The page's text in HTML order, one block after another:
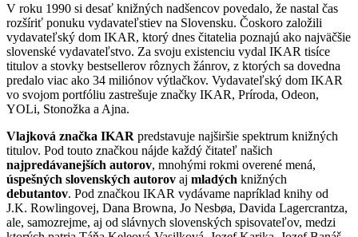
V roku 1990 si desať knižných nadšencov povedalo, že nastal čas
rozšíriť ponuku vydavateľstiev na Slovensku. Čoskoro založili
vydavateľský dom IKAR, ktorý dnes čitatelia poznajú ako najväčšie
slovenské vydavateľstvo. Za svoju existenciu vydal IKAR tisíce
titulov a stovky bestsellerov rôznych žánrov, z ktorých sa dovedna
predalo viac ako 34 miliónov výtlačkov. Vydavateľský dom IKAR
vo svojom portfóliu zastrešuje značky IKAR, Príroda, Odeon,
YOLi, Stonožka a Ajna.
Vlajková značka IKAR predstavuje najširšie spektrum knižných
titulov. Pod touto značkou nájde každý čitateľ našich
najpredávanejších autorov, mnohými rokmi overené mená,
úspešných slovenských autorov aj mladých knižných
debutantov. Pod značkou IKAR vydávame napríklad knihy od
J.K. Rowlingovej, Dana Browna, Jo Nesbøa, Davida Lagercrantza,
ale, samozrejme, aj od slávnych slovenských spisovateľov, medzi